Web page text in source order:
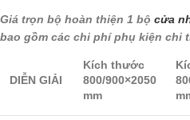
Giá trọn bộ hoàn thiện 1 bộ cửa
bao gồm các chi phí phụ kiện chi
DIỄN GIẢI
Kích thước
800/900×2050
mm